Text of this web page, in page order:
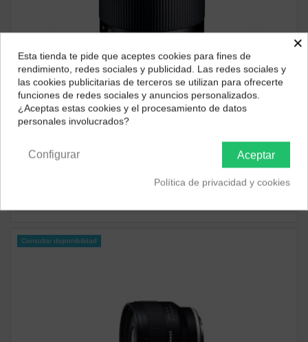
Tamron
Tamron Fuji Lente 17-70 mm F2.8 Di III
Consultar disponibilidad
¿Dónde deseas recibir tu pedido?
Selecciona tu ubicación para mostrarte los precios e
impuestos correctos para tu región.
×
Esta tienda te pide que aceptes cookies para fines de
rendimiento, redes sociales y publicidad. Las redes sociales y
las cookies publicitarias de terceros se utilizan para ofrecerte
funciones de redes sociales y anuncios personalizados.
¿Aceptas estas cookies y el procesamiento de datos
personales involucrados?
Aceptar
Configurar
Política de privacidad y cookies